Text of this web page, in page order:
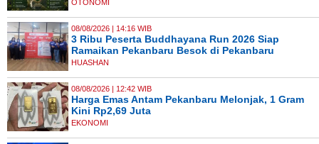
OTONOMI
08/08/2026 | 14:16 WIB
3 Ribu Peserta Buddhayana Run 2026 Siap
Ramaikan Pekanbaru Besok di Pekanbaru
HUASHAN
08/08/2026 | 12:42 WIB
Harga Emas Antam Pekanbaru Melonjak, 1 Gram
Kini Rp2,69 Juta
EKONOMI